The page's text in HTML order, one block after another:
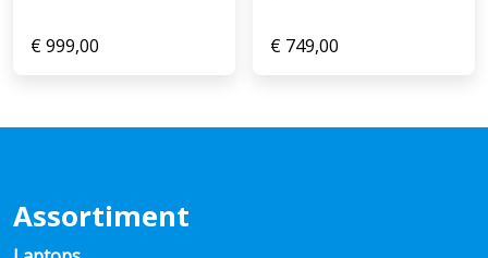
€999,00 € 749,00
Assortiment